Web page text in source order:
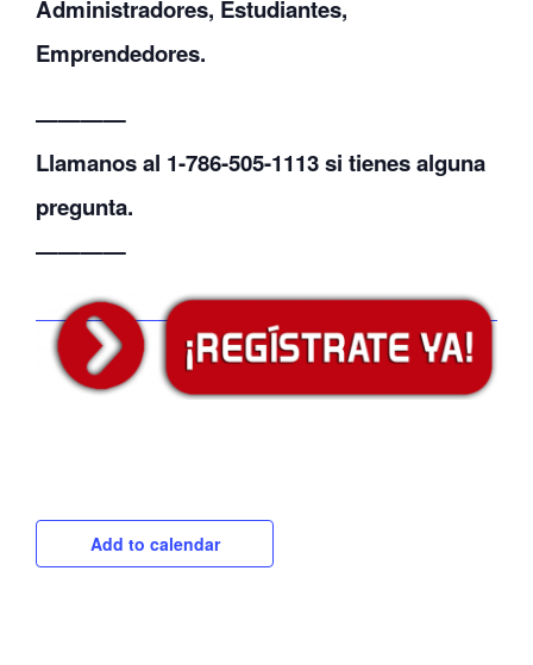
Administradores, Estudiantes,
Emprendedores.
————
Llamanos al 1-786-505-1113 si tienes alguna
pregunta.
————
Add to calendar